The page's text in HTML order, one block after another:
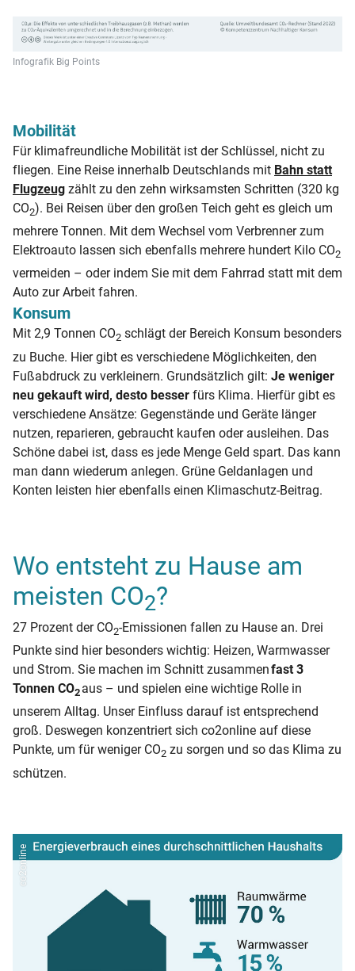
Infografik Big Points
Mobilität
Für klimafreundliche Mobilität ist der Schlüssel, nicht zu
fliegen. Eine Reise innerhalb Deutschlands mit Bahn statt
Flugzeug zählt zu den zehn wirksamsten Schritten (320 kg
CO2). Bei Reisen über den großen Teich geht es gleich um
mehrere Tonnen. Mit dem Wechsel vom Verbrenner zum
Elektroauto lassen sich ebenfalls mehrere hundert Kilo CO2
vermeiden – oder indem Sie mit dem Fahrrad statt mit dem
Auto zur Arbeit fahren.
Konsum
Mit 2,9 Tonnen CO2 schlägt der Bereich Konsum besonders
zu Buche. Hier gibt es verschiedene Möglichkeiten, den
Fußabdruck zu verkleinern. Grundsätzlich gilt: Je weniger
neu gekauft wird, desto besser fürs Klima. Hierfür gibt es
verschiedene Ansätze: Gegenstände und Geräte länger
nutzen, reparieren, gebraucht kaufen oder ausleihen. Das
Schöne dabei ist, dass es jede Menge Geld spart. Das kann
man dann wiederum anlegen. Grüne Geldanlagen und
Konten leisten hier ebenfalls einen Klimaschutz-Beitrag.
Wo entsteht zu Hause am
meisten CO2?
27 Prozent der CO2-Emissionen fallen zu Hause an. Drei
Punkte sind hier besonders wichtig: Heizen, Warmwasser
und Strom. Sie machen im Schnitt zusammenfast 3
Tonnen CO2 aus – und spielen eine wichtige Rolle in
unserem Alltag. Unser Einfluss darauf ist entsprechend
groß. Deswegen konzentriert sich co2online auf diese
Punkte, um für weniger CO2 zu sorgen und so das Klima zu
schützen.
co2online